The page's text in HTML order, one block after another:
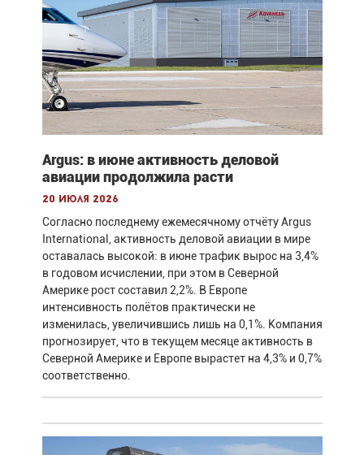
Argus: в июне активность деловой
авиации продолжила расти
20 июля 2026
Согласно последнему ежемесячному отчёту Argus
International, активность деловой авиации в мире
оставалась высокой: в июне трафик вырос на 3,4%
в годовом исчислении, при этом в Северной
Америке рост составил 2,2%. В Европе
интенсивность полётов практически не
изменилась, увеличившись лишь на 0,1%. Компания
прогнозирует, что в текущем месяце активность в
Северной Америке и Европе вырастет на 4,3% и 0,7%
соответственно.